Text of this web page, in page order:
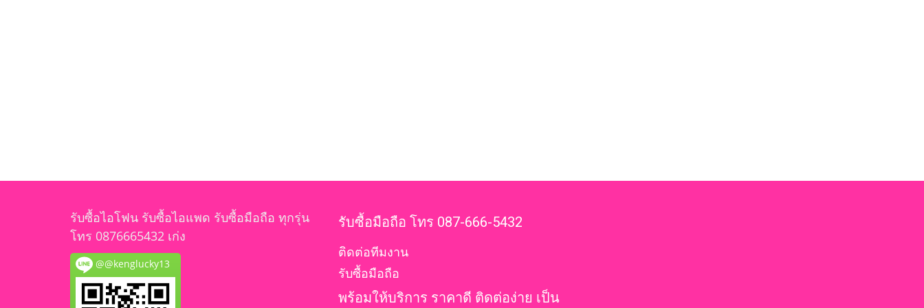
รับซื้อไอโฟน รับซื้อไอแพด รับซื้อมือถือ ทุกรุ่น
โทร 0876665432 เก่ง
@@kenglucky13
รับซื้อมือถือ โทร 087-666-5432
ติดต่อทีมงาน
รับซื้อมือถือ
พร้อมให้บริการ ราคาดี ติดต่อง่าย เป็น